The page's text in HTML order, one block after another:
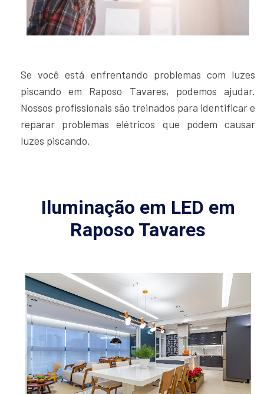
Se você está enfrentando problemas com luzes
piscando em Raposo Tavares, podemos ajudar.
Nossos profissionais são treinados para identificar e
reparar problemas elétricos que podem causar
luzes piscando.
Iluminação em LED em
Raposo Tavares